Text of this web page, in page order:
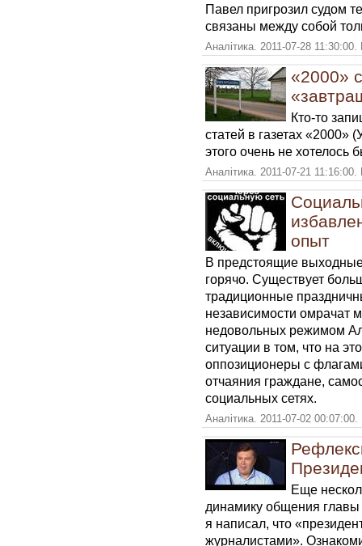
Павел пригрозил судом
связаны между собой
Аналітика. 2011-07-28
«2000»
Кто-то
статей в газетах «2000»
этого очень не хотелось
Аналітика. 2011-07-21
опыт
В предстоящие
горячо. Существует
традиционные
независимости омрачат
недовольных режимом
ситуации в том, что на
оппозиционеры с
отчаяния граждане,
социальных сетях.
Аналітика. 2011-07-02
Еще
динамику общения
я написал, что
журналистами».